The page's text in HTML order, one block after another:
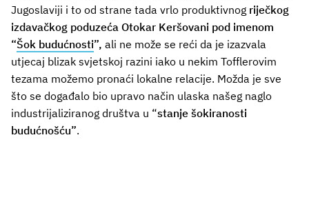
Jugoslaviji i to od strane tada vrlo produktivnog riječkog
izdavačkog poduzeća Otokar Keršovani pod imenom
“Šok budućnosti”, ali ne može se reći da je izazvala
utjecaj blizak svjetskoj razini iako u nekim Tofflerovim
tezama možemo pronaći lokalne relacije. Možda je sve
što se događalo bio upravo način ulaska našeg naglo
industrijaliziranog društva u “stanje šokiranosti
budućnošću”.